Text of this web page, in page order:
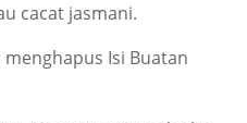
cacat jasmani.
Isi Buatan